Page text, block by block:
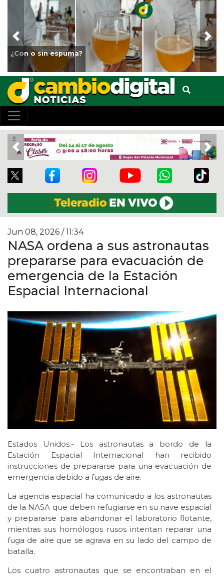
¿Con o sin espuma?
Previous
Previous
Jun 08, 2026 / 11:34
NASA ordena a sus astronautas
prepararse para evacuación de
emergencia de la Estación
Espacial Internacional
Estados Unidos.- Los astronautas a bordo de la
Estación Espacial Internacional han recibido
instrucciones de prepararse para una evacuación de
emergencia debido a fugas de aire.
La agencia espacial ha comunicado a los astronautas
de la NASA que deben refugiarse en su nave espacial
y prepararse para abandonar el laboratorio flotante,
mientras sus homólogos rusos intentan reparar una
fuga de aire que se agrava en su lado del campo de
batalla.
Los cuatro astronautas que se encontraban en el